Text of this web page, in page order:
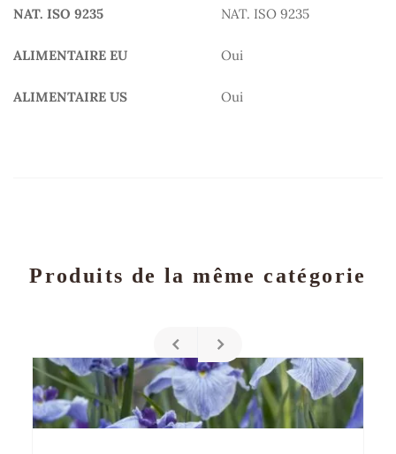
NAT. ISO 9235 NAT. ISO 9235
ALIMENTAIRE EU Oui
ALIMENTAIRE US Oui
Produits de la même catégorie